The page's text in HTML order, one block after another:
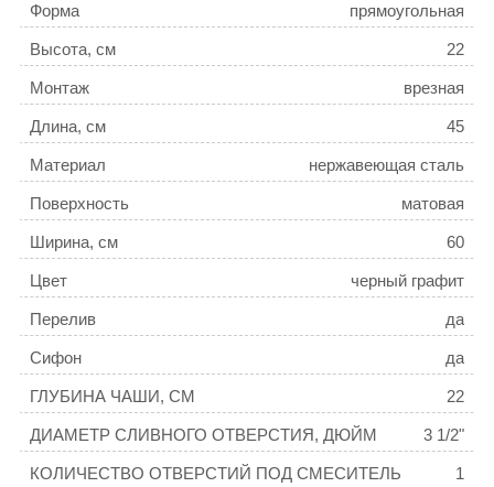
Форма прямоугольная
Высота, см 22
Монтаж врезная
Длина, см 45
Материал нержавеющая сталь
Поверхность матовая
Ширина, см 60
Цвет черный графит
Перелив да
Сифон да
ГЛУБИНА ЧАШИ, СМ 22
ДИАМЕТР СЛИВНОГО ОТВЕРСТИЯ, ДЮЙМ 3 1/2"
КОЛИЧЕСТВО ОТВЕРСТИЙ ПОД СМЕСИТЕЛЬ 1